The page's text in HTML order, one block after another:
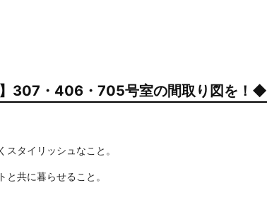
307・406・705号室の間取り図を！◆
タイリッシュなこと。
共に暮らせること。